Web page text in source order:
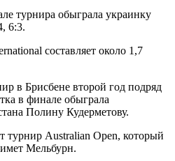
турнира обыграла украинку
6:3.
составляет около 1,7
в Брисбене второй год подряд
в финале обыграла
Полину Кудерметову.
турнир Australian Open, который
Мельбурн.